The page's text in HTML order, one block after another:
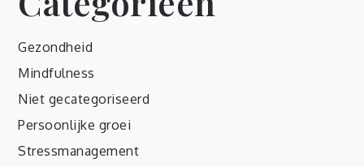
Gezondheid
Mindfulness
Niet gecategoriseerd
Persoonlijke groei
Stressmanagement